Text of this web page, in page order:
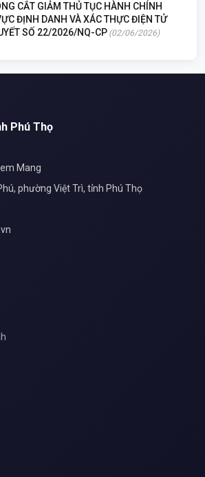
CẮT GIẢM THỦ TỤC HÀNH CHÍNH
ĐỊNH DANH VÀ XÁC THỰC ĐIỆN TỬ
SỐ 22/2026/NQ-CP (02/06/2026)
Phú Thọ
phường Việt Trì, tỉnh Phú Thọ